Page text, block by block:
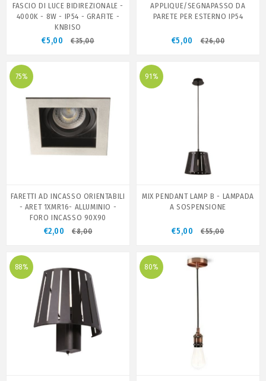
FASCIO DI LUCE BIDIREZIONALE -
4000K - 8W - IP54 - GRAFITE -
KNBISO
€5,00 €35,00
APPLIQUE/SEGNAPASSO DA
PARETE PER ESTERNO IP54
€5,00 €26,00
75%
FARETTI AD INCASSO ORIENTABILI
- ARET 1XMR16- ALLUMINIO -
FORO INCASSO 90X90
€2,00 €8,00
91%
MIX PENDANT LAMP B - LAMPADA
A SOSPENSIONE
€5,00 €55,00
88% 80%